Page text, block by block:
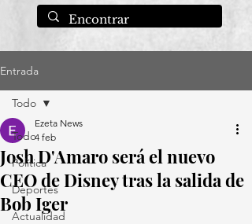
Entrada
Todo
Política
Deportes
Actualidad
Todo
Josh D'Amaro será el nuevo
CEO de Disney tras la salida de
Bob Iger
Ezeta News
4 feb